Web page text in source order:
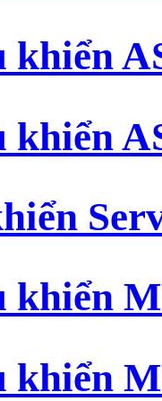
khiển
khiển
khiển
khiển